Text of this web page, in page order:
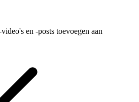
en -posts toevoegen aan